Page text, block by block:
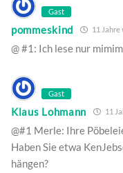
Gast
pommeskind 11 Jahre
@ #1: Ich lese nur
Gast
Klaus Lohmann 11
@#1 Merle: Ihre
Haben Sie etwa
hängen?